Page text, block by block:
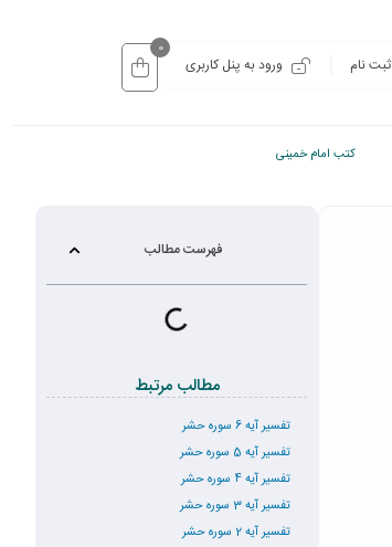
ثبت نام ورود به پنل کاربری
0
کتب امام خمینی
فهرست مطالب
مطالب مرتبط
تفسیر آیه 6 سوره حشر
تفسیر آیه 5 سوره حشر
تفسیر آیه 4 سوره حشر
تفسیر آیه 3 سوره حشر
تفسیر آیه 2 سوره حشر